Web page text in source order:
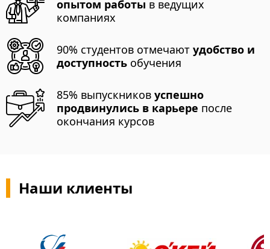
опытом работы в ведущих
компаниях
90% студентов отмечаютудобство и
доступность обучения
85% выпускниковуспешно
продвинулись в карьере после
окончания курсов
Наши клиенты